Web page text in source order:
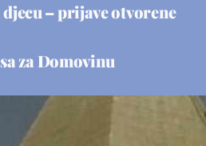
– prijave otvorene
za Domovinu